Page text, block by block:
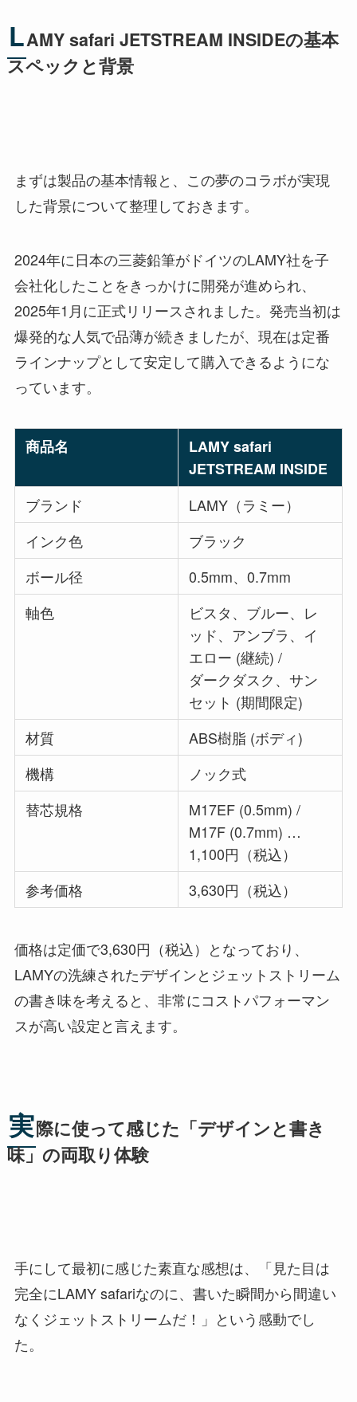
LAMY safari JETSTREAM INSIDEの基本
スペックと背景
まずは製品の基本情報と、この夢のコラボが実現
した背景について整理しておきます。
2024年に日本の三菱鉛筆がドイツのLAMY社を子
会社化したことをきっかけに開発が進められ、
2025年1月に正式リリースされました。発売当初は
爆発的な人気で品薄が続きましたが、現在は定番
ラインナップとして安定して購入できるようにな
っています。
商品名
LAMY safari
JETSTREAM INSIDE
ブランド
LAMY（ラミー）
インク色
ブラック
ボール径
0.5mm、0.7mm
軸色
ビスタ、ブルー、レ
ッド、アンブラ、イ
エロー (継続) /
ダークダスク、サン
セット (期間限定)
材質
ABS樹脂 (ボディ)
機構
ノック式
替芯規格
M17EF (0.5mm) /
M17F (0.7mm) …
1,100円（税込）
参考価格
3,630円（税込）
価格は定価で3,630円（税込）となっており、
LAMYの洗練されたデザインとジェットストリーム
の書き味を考えると、非常にコストパフォーマン
スが高い設定と言えます。
実際に使って感じた「デザインと書き
味」の両取り体験
手にして最初に感じた素直な感想は、「見た目は
完全にLAMY safariなのに、書いた瞬間から間違い
なくジェットストリームだ！」という感動でし
た。